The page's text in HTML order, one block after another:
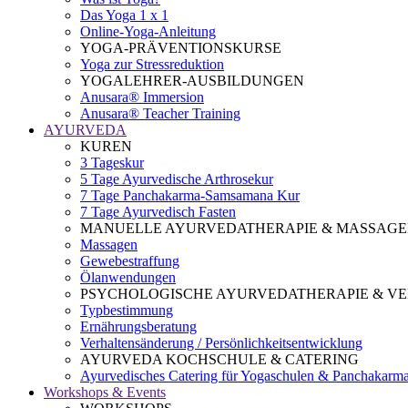
Das Yoga 1 x 1
Online-Yoga-Anleitung
YOGA-PRÄVENTIONSKURSE
Yoga zur Stressreduktion
YOGALEHRER-AUSBILDUNGEN
Anusara® Immersion
Anusara® Teacher Training
AYURVEDA
KUREN
3 Tageskur
5 Tage Ayurvedische Arthrosekur
7 Tage Panchakarma-Samsamana Kur
7 Tage Ayurvedisch Fasten
MANUELLE AYURVEDATHERAPIE &
Massagen
Gewebestraffung
Ölanwendungen
PSYCHOLOGISCHE AYURVEDATHERAPIE &
Typbestimmung
Ernährungsberatung
Verhaltensänderung / Persönlichkeitsentwicklung
AYURVEDA KOCHSCHULE & CATERING
Ayurvedisches Catering für Yogaschulen &
Workshops & Events